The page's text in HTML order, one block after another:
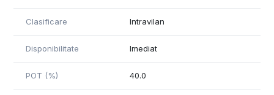
Clasificare Intravilan
Disponibilitate Imediat
POT (%) 40.0